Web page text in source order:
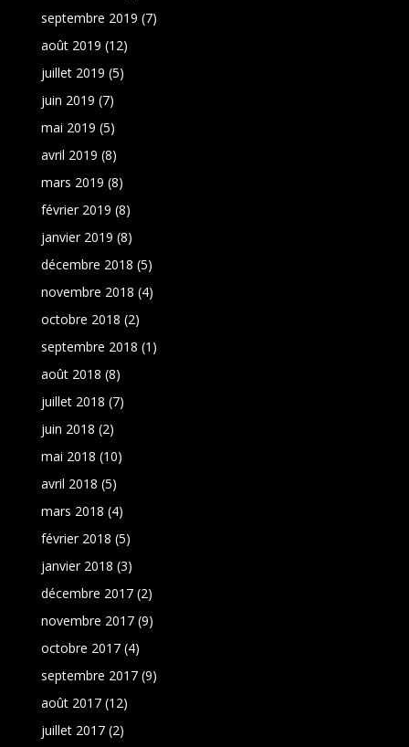
septembre 2019 (7)
août 2019 (12)
juillet 2019 (5)
juin 2019 (7)
mai 2019 (5)
avril 2019 (8)
mars 2019 (8)
février 2019 (8)
janvier 2019 (8)
décembre 2018 (5)
novembre 2018 (4)
octobre 2018 (2)
septembre 2018 (1)
août 2018 (8)
juillet 2018 (7)
juin 2018 (2)
mai 2018 (10)
avril 2018 (5)
mars 2018 (4)
février 2018 (5)
janvier 2018 (3)
décembre 2017(2)
novembre 2017(9)
octobre 2017(4)
septembre 2017(9)
août 2017(12)
juillet 2017(2)